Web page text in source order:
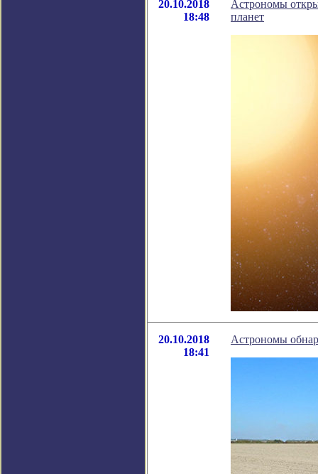
20.10.2018
18:48
Астрономы
планет
20.10.2018
18:41
Астрономы